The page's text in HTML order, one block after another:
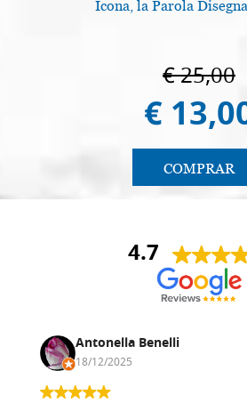
Icona, la Parola
€ 25,00
€
COMPRAR
4.7
Antonella Benelli
18/12/2025